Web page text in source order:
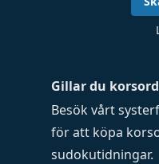
Gillar du
Besök vårt
för att köpa
sudokutidningar.